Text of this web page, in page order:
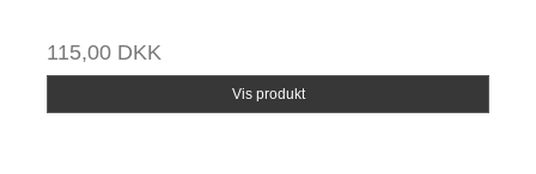
115,00 DKK
Vis produkt